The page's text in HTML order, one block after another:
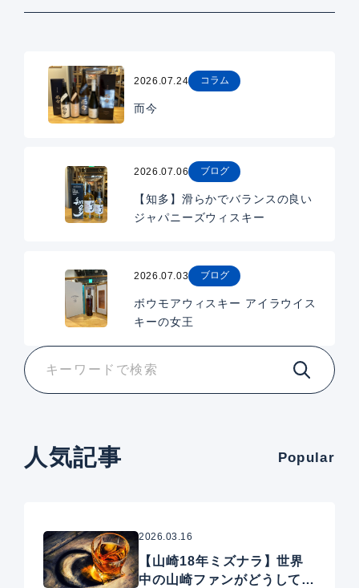
2026.07.24 コラム
而今
2026.07.06 ブログ
【知多】滑らかでバランスの良い
ジャパニーズウィスキー
2026.07.03 ブログ
ボウモアウィスキー アイラウイス
キーの女王
人気記事 Popular
2026.03.16
【山崎18年ミズナラ】世界
中の山崎ファンがどうしても